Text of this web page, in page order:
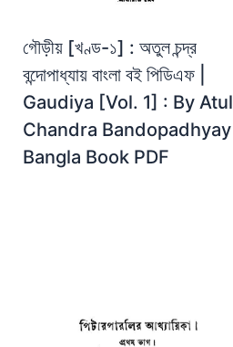
গৌড়ীয় [খণ্ড-১] : অতুল চন্দ্র
বন্দোপাধ্যায় বাংলা বই পিডিএফ |
Gaudiya [Vol. 1] : By Atul
Chandra Bandopadhyay
Bangla Book PDF